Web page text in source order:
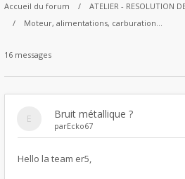
Accueil du forum
ATELIER - RESOLUTION
Moteur, alimentations, carburation...
16 messages
Bruit métallique ?
parEcko67
Hello la team er5,